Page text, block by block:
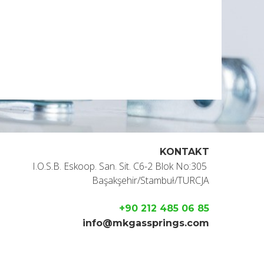
KONTAKT
I.O.S.B. Eskoop. San. Sit. C6-2 Blok No:305
Başakşehir/Stambuł/TURCJA
+90 212 485 06 85
info@mkgassprings.com